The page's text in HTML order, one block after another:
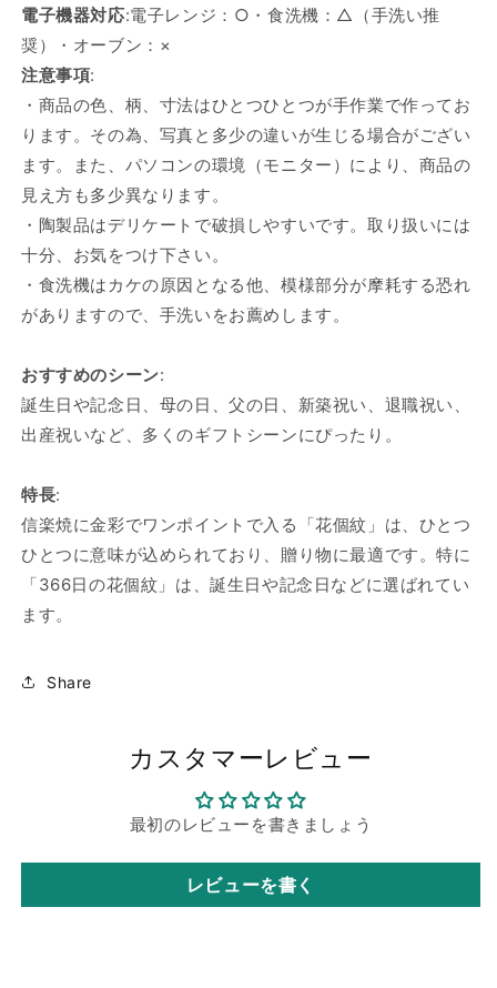
電子機器対応:電子レンジ：○・食洗機：△（手洗い推
奨）・オーブン：×
注意事項:
・商品の色、柄、寸法はひとつひとつが手作業で作ってお
ります。その為、写真と多少の違いが生じる場合がござい
ます。また、パソコンの環境（モニター）により、商品の
見え方も多少異なります。
・陶製品はデリケートで破損しやすいです。取り扱いには
十分、お気をつけ下さい。
・食洗機はカケの原因となる他、模様部分が摩耗する恐れ
がありますので、手洗いをお薦めします。
おすすめのシーン:
誕生日や記念日、母の日、父の日、新築祝い、退職祝い、
出産祝いなど、多くのギフトシーンにぴったり。
特長:
信楽焼に金彩でワンポイントで入る「花個紋」は、ひとつ
ひとつに意味が込められており、贈り物に最適です。特に
「366日の花個紋」は、誕生日や記念日などに選ばれてい
ます。
Share
カスタマーレビュー
最初のレビューを書きましょう
レビューを書く